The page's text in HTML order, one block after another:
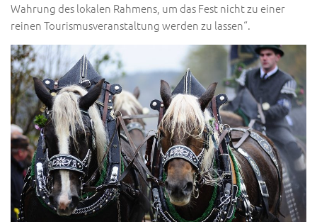
Wahrung des lokalen Rahmens, um das Fest nicht zu einer
reinen Tourismusveranstaltung werden zu lassen“.